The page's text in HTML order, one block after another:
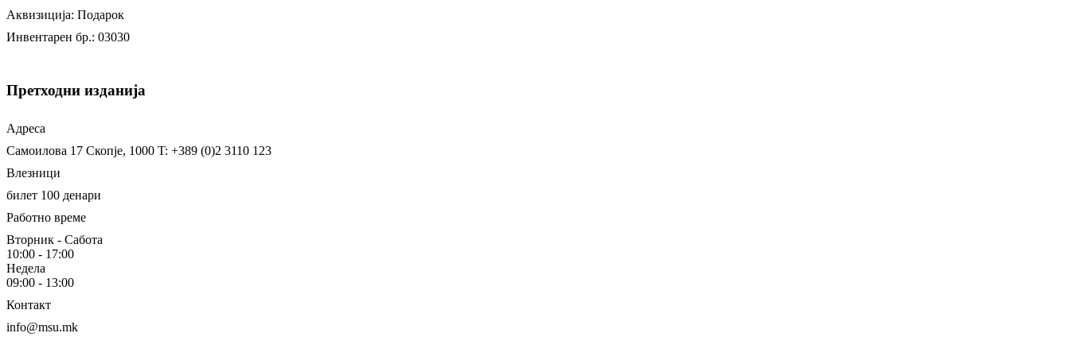
Аквизиција: Подарок
Инвентарен бр.: 03030
Претходни изданија
Адреса
Самоилова 17 Скопје, 1000 T: +389 (0)2 3110 123
Влезници
билет 100 денари
Работно време
Вторник - Сабота
10:00 - 17:00
Недела
09:00 - 13:00
Контакт
info@msu.mk